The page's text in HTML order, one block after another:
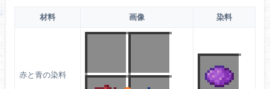
平原、ヒマワリ平原、花の森に生成されます。骨
粉で増えます。
材料 画像 染料
赤と青の染料